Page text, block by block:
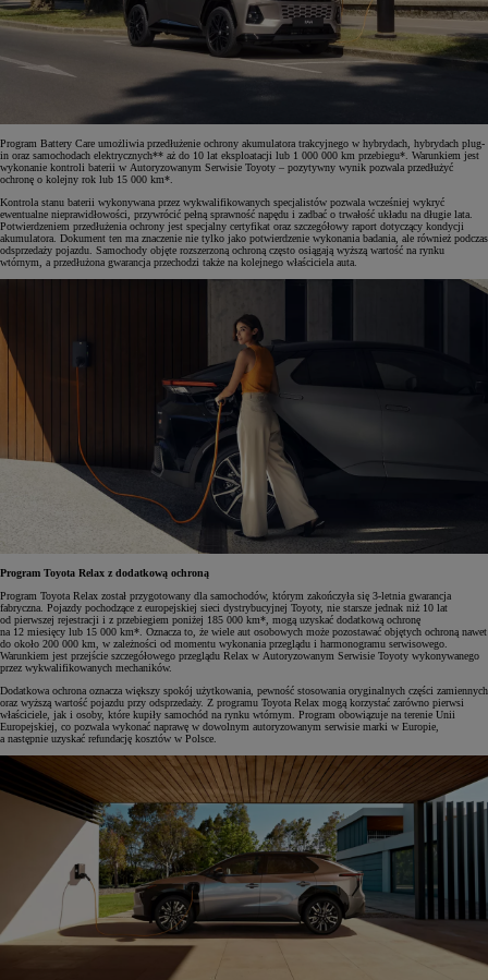
Program Battery Care umożliwia przedłużenie ochrony akumulatora trakcyjnego w hybrydach, hybrydach plug-
in oraz samochodach elektrycznych** aż do 10 lat eksploatacji lub 1 000 000 km przebiegu*. Warunkiem jest
wykonanie kontroli baterii w Autoryzowanym Serwisie Toyoty – pozytywny wynik pozwala przedłużyć
ochronę o kolejny rok lub 15 000 km*.
Kontrola stanu baterii wykonywana przez wykwalifikowanych specjalistów pozwala wcześniej wykryć
ewentualne nieprawidłowości, przywrócić pełną sprawność napędu i zadbać o trwałość układu na długie lata.
Potwierdzeniem przedłużenia ochrony jest specjalny certyfikat oraz szczegółowy raport dotyczący kondycji
akumulatora. Dokument ten ma znaczenie nie tylko jako potwierdzenie wykonania badania, ale również podczas
odsprzedaży pojazdu. Samochody objęte rozszerzoną ochroną często osiągają wyższą wartość na rynku
wtórnym, a przedłużona gwarancja przechodzi także na kolejnego właściciela auta.
Program Toyota Relax z dodatkową ochroną
Program Toyota Relax został przygotowany dla samochodów, którym zakończyła się 3-letnia gwarancja
fabryczna. Pojazdy pochodzące z europejskiej sieci dystrybucyjnej Toyoty, nie starsze jednak niż 10 lat
od pierwszej rejestracji i z przebiegiem poniżej 185 000 km*, mogą uzyskać dodatkową ochronę
na 12 miesięcy lub 15 000 km*. Oznacza to, że wiele aut osobowych może pozostawać objętych ochroną nawet
do około 200 000 km, w zależności od momentu wykonania przeglądu i harmonogramu serwisowego.
Warunkiem jest przejście szczegółowego przeglądu Relax w Autoryzowanym Serwisie Toyoty wykonywanego
przez wykwalifikowanych mechaników.
Dodatkowa ochrona oznacza większy spokój użytkowania, pewność stosowania oryginalnych części zamiennych
oraz wyższą wartość pojazdu przy odsprzedaży. Z programu Toyota Relax mogą korzystać zarówno pierwsi
właściciele, jak i osoby, które kupiły samochód na rynku wtórnym. Program obowiązuje na terenie Unii
Europejskiej, co pozwala wykonać naprawę w dowolnym autoryzowanym serwisie marki w Europie,
a następnie uzyskać refundację kosztów w Polsce.